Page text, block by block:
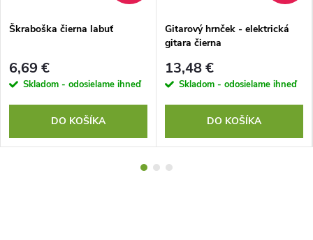
Škraboška čierna labuť
6,69 €
Skladom - odosielame ihneď
DO KOŠÍKA
Gitarový hrnček - elektrická
gitara čierna
13,48 €
Skladom - odosielame ihneď
DO KOŠÍKA